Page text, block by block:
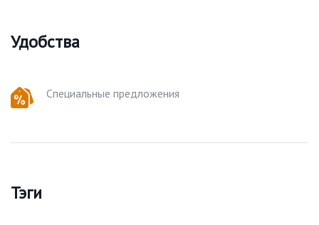
Удобства
Специальные предложения
Тэги